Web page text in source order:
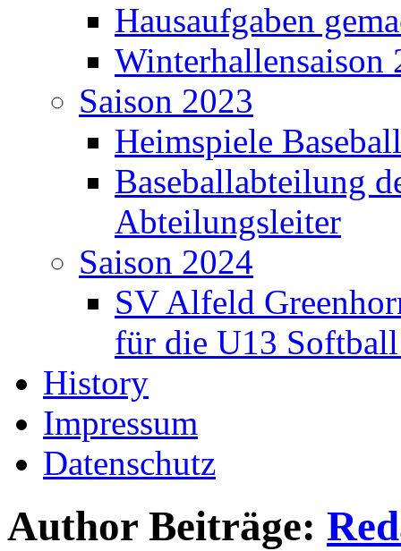
Hausaufgaben
Winterhallensaison
Saison 2023
Heimspiele
Baseballabteilung
Abteilungsleiter
Saison 2024
SV Alfeld
für die U13
History
Impressum
Datenschutz
Author Beiträge: